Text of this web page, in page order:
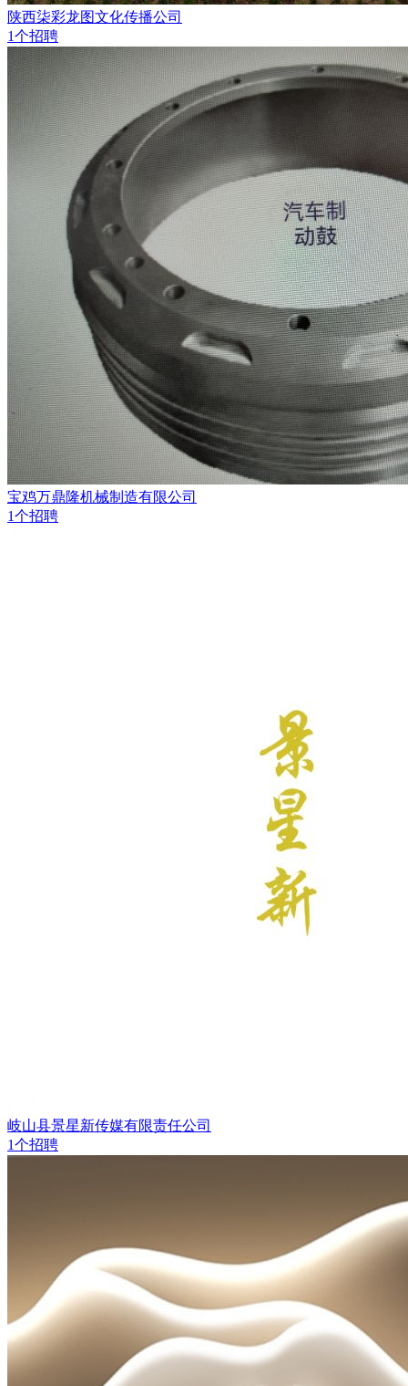
陕西柒彩龙图文化传播公司
1个招聘
宝鸡万鼎隆机械制造有限公司
1个招聘
岐山县景星新传媒有限责任公司
1个招聘